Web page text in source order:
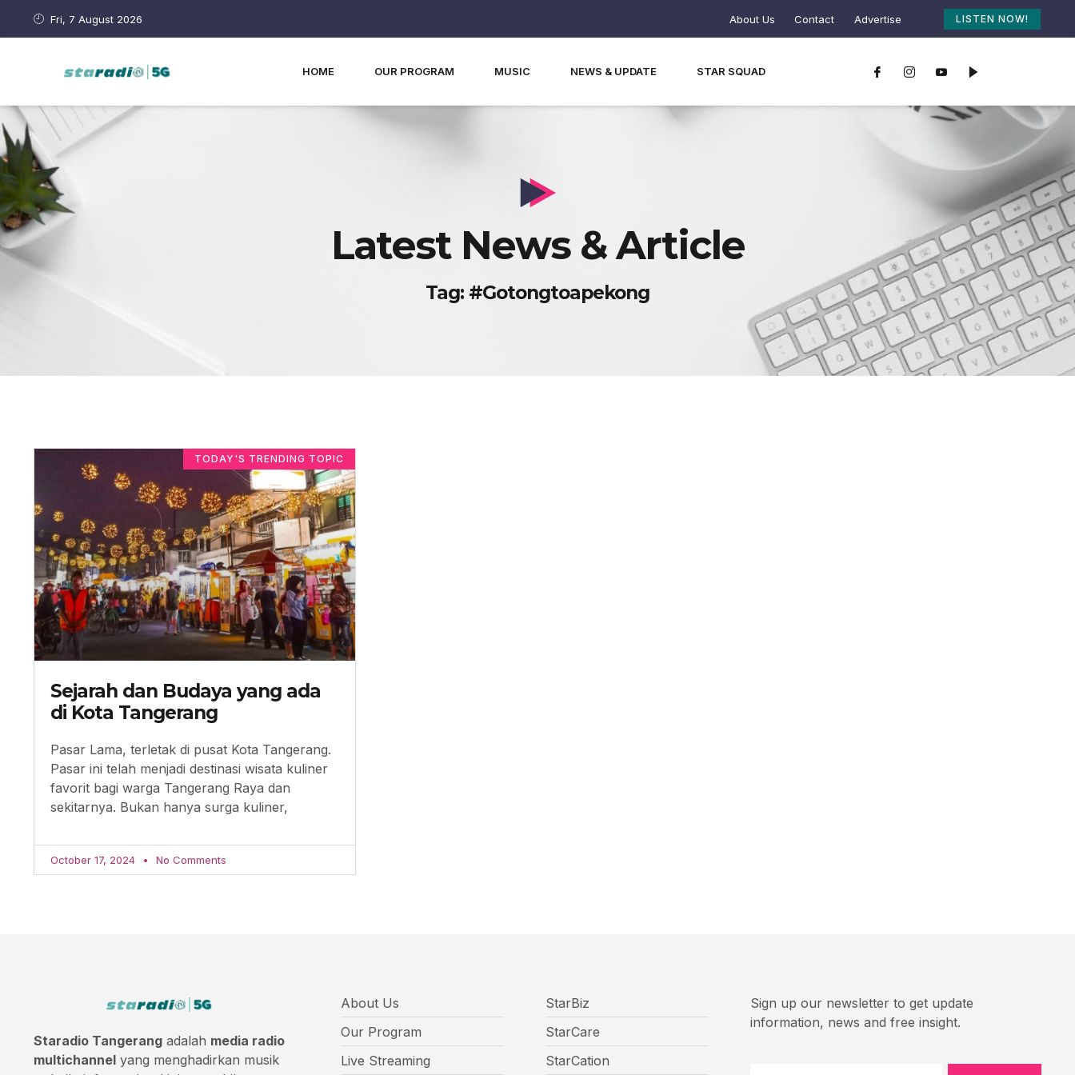
Fri, 7 August 2026 About Us Contact Advertise LISTEN NOW!
HOME OUR PROGRAM MUSIC NEWS & UPDATE STAR SQUAD
Latest News & Article
Tag: #gotongtoapekong
TODAY'S TRENDING TOPIC
Sejarah dan Budaya yang ada
di Kota Tangerang
Pasar Lama, terletak di pusat Kota Tangerang.
Pasar ini telah menjadi destinasi wisata kuliner
favorit bagi warga Tangerang Raya dan
sekitarnya. Bukan hanya surga kuliner,
October 17, 2024 No Comments
Staradio Tangerang adalah media radio
multichannel yang menghadirkan musik
About Us
Our Program
Live Streaming
StarBiz
StarCare
StarCation
Sign up our newsletter to get update
information, news and free insight.